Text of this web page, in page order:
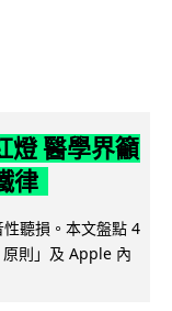
燈 醫學界籲
律
聽損。本文盤點 4
則」及 Apple 內